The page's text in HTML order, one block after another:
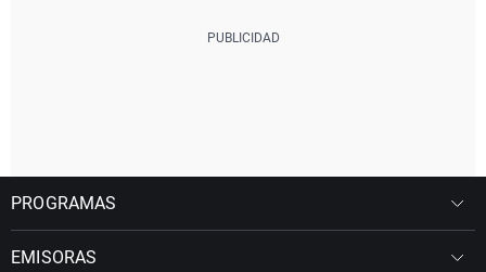
PROGRAMAS
EMISORAS